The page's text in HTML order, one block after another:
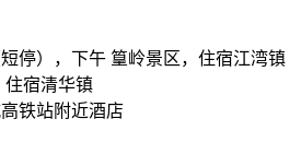
停），下午 篁岭景区，住宿江湾镇
住宿清华镇
铁站附近酒店